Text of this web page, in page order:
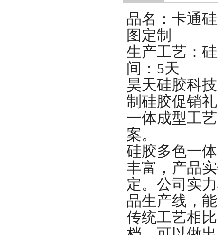
品名：卡
图定制
生产工艺
间：5天
昊天硅胶科
制硅胶促销
一体成型工
案。
硅胶多色一
丰富，产品
定。公司实
品生产线，
传统工艺相